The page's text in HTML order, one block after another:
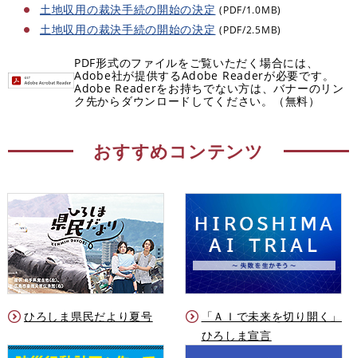
土地収用の裁決手続の開始の決定 (PDF/1.0MB)
土地収用の裁決手続の開始の決定 (PDF/2.5MB)
PDF形式のファイルをご覧いただく場合には、
Adobe社が提供するAdobe Readerが必要です。
Adobe Readerをお持ちでない方は、バナーのリン
ク先からダウンロードしてください。（無料）
おすすめコンテンツ
ひろしま県民だより夏号
「ＡＩで未来を切り開く」
ひろしま宣言